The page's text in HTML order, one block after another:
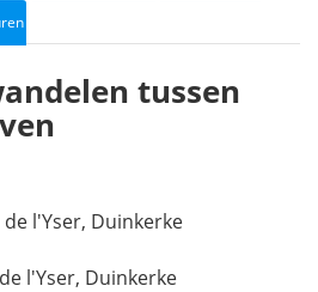
tussen
de l'Yser, Duinkerke
l'Yser, Duinkerke